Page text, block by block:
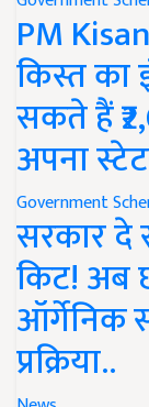
PM
किस्त का
सकते हैं
अपना
Government
सरकार दे
किट! अब
ऑर्गेनिक
प्रक्रिया..